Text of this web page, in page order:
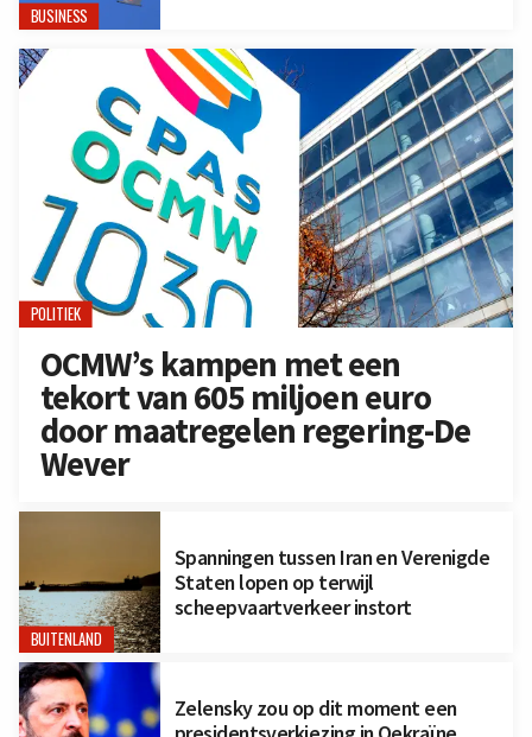
BUSINESS
POLITIEK
OCMW’s kampen met een
tekort van 605 miljoen euro
door maatregelen regering-De
Wever
BUITENLAND
Spanningen tussen Iran en Verenigde
Staten lopen op terwijl
scheepvaartverkeer instort
Zelensky zou op dit moment een